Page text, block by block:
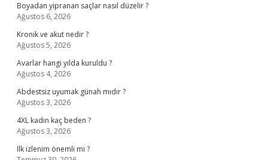
Boyadan yipranan saçlar nasıl düzelir ?
Ağustos 6, 2026
Kronik ve akut nedir ?
Ağustos 5, 2026
Avarlar hangi yılda kuruldu ?
Ağustos 4, 2026
Abdestsiz uyumak günah mıdır ?
Ağustos 3, 2026
4XL kadın kaç beden ?
Ağustos 3, 2026
Ilk izlenim önemli mi ?